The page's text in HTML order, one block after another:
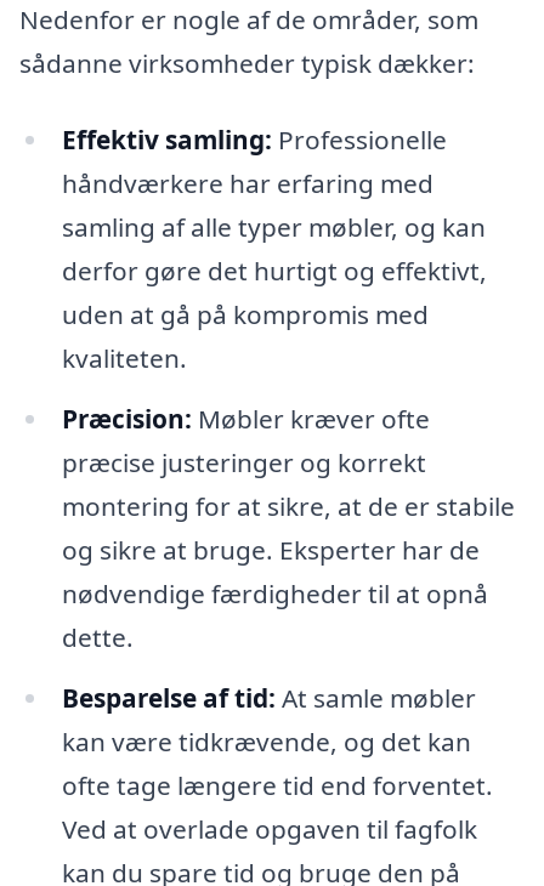
Nedenfor er nogle af de områder, som
sådanne virksomheder typisk dækker:
Effektiv samling: Professionelle
håndværkere har erfaring med
samling af alle typer møbler, og kan
derfor gøre det hurtigt og effektivt,
uden at gå på kompromis med
kvaliteten.
Præcision: Møbler kræver ofte
præcise justeringer og korrekt
montering for at sikre, at de er stabile
og sikre at bruge. Eksperter har de
nødvendige færdigheder til at opnå
dette.
Besparelse af tid: At samle møbler
kan være tidkrævende, og det kan
ofte tage længere tid end forventet.
Ved at overlade opgaven til fagfolk
kan du spare tid og bruge den på